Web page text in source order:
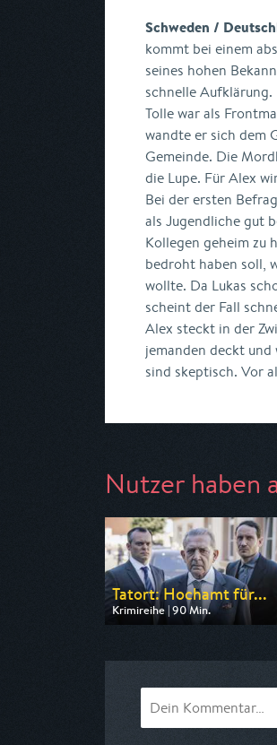
Schweden /
kommt bei einem
seines hohen
schnelle Aufklärung.
Tolle war als
wandte er sich dem
Gemeinde. Die
die Lupe. Für Alex
Bei der ersten
als Jugendliche gut
Kollegen geheim zu
bedroht haben soll,
wollte. Da Lukas
scheint der Fall
Alex steckt in der
jemanden deckt
sind skeptisch. Vor
Nutzer haben
Tatort: Hochamt für...
Krimireihe | 90 Min.
Ausgestrahlt von BR